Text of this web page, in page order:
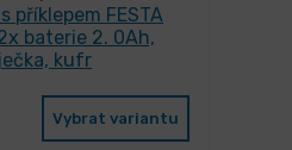
příklepem FESTA
baterie 2. 0Ah,
kufr
Vybrat variantu